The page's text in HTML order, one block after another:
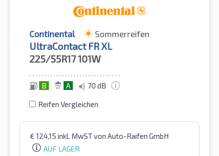
Continental Sommerreifen
UltraContact FR XL
225/55R17101W
B A 70 dB
Reifen Vergleichen
€ 124,15 inkl. MwSTvon Auto-Raifen GmbH
AUF LAGER